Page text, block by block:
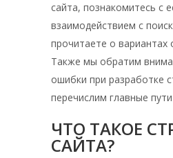
сайта, познакомитесь с
взаимодействием с
прочитаете о вариантах
Также мы обратим
ошибки при разработке
перечислим главные
ЧТО ТАКОЕ
САЙТА?